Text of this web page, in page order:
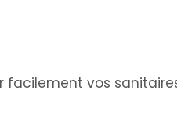
facilement vos